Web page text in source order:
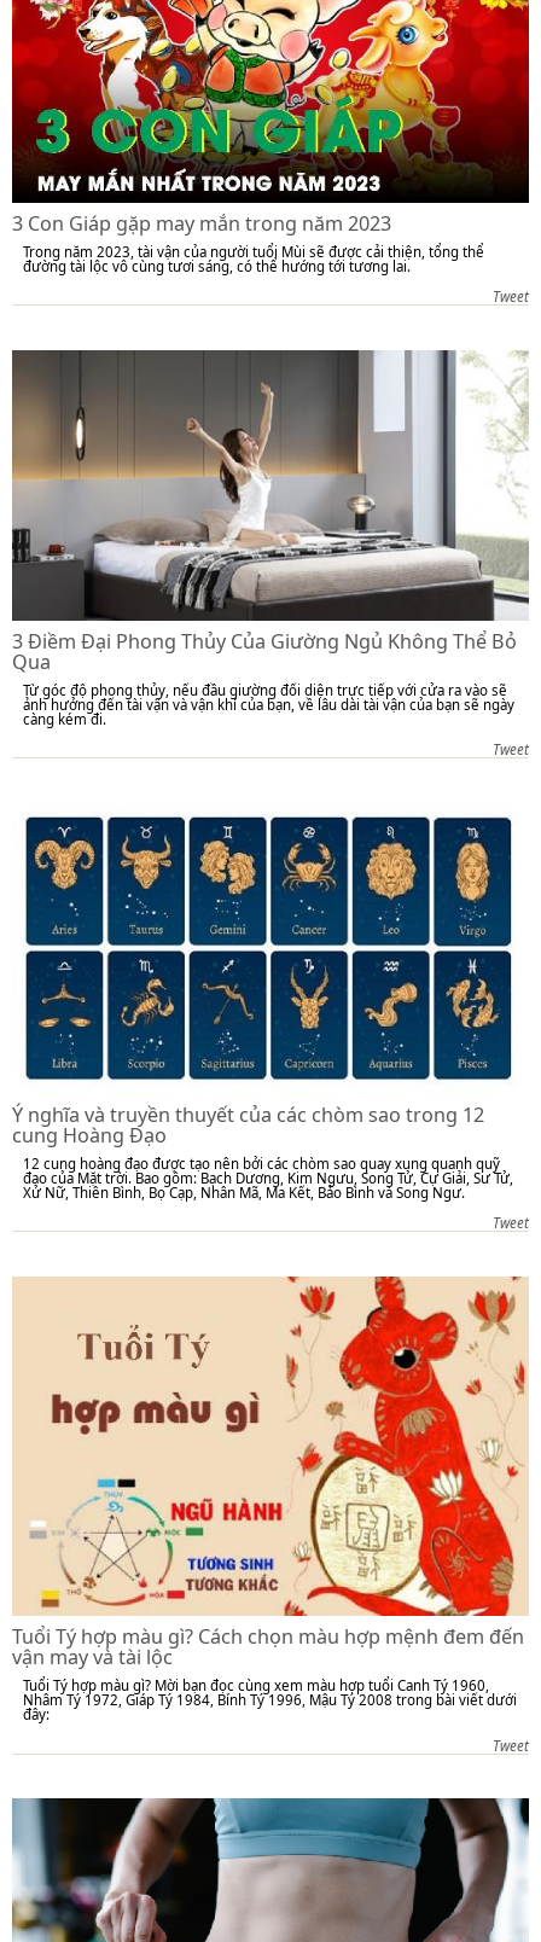
3 Con Giáp gặp may mắn trong năm 2023
Trong năm 2023, tài vận của người tuổi Mùi sẽ được cải thiện, tổng thể
đường tài lộc vô cùng tươi sáng, có thể hướng tới tương lai.
Tweet
3 Điềm Đại Phong Thủy Của Giường Ngủ Không Thể Bỏ
Qua
Từ góc độ phong thủy, nếu đầu giường đối diện trực tiếp với cửa ra vào sẽ
ảnh hưởng đến tài vận và vận khí của bạn, về lâu dài tài vận của bạn sẽ ngày
càng kém đi.
Tweet
Ý nghĩa và truyền thuyết của các chòm sao trong 12
cung Hoàng Đạo
12 cung hoàng đạo được tạo nên bởi các chòm sao quay xung quanh quỹ
đạo của Mặt trời. Bao gồm: Bạch Dương, Kim Ngưu, Song Tử, Cự Giải, Sư Tử,
Xử Nữ, Thiên Bình, Bọ Cạp, Nhân Mã, Ma Kết, Bảo Bình và Song Ngư.
Tweet
Tuổi Tý hợp màu gì? Cách chọn màu hợp mệnh đem đến
vận may và tài lộc
Tuổi Tý hợp màu gì? Mời bạn đọc cùng xem màu hợp tuổi Canh Tý 1960,
Nhâm Tý 1972, Giáp Tý 1984, Bính Tý 1996, Mậu Tý 2008 trong bài viết dưới
đây:
Tweet